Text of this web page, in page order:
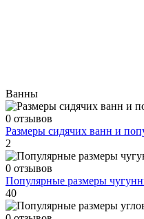
Ванны
0 отзывов
Размеры сидячих ванн и
2
0 отзывов
Популярные размеры
40